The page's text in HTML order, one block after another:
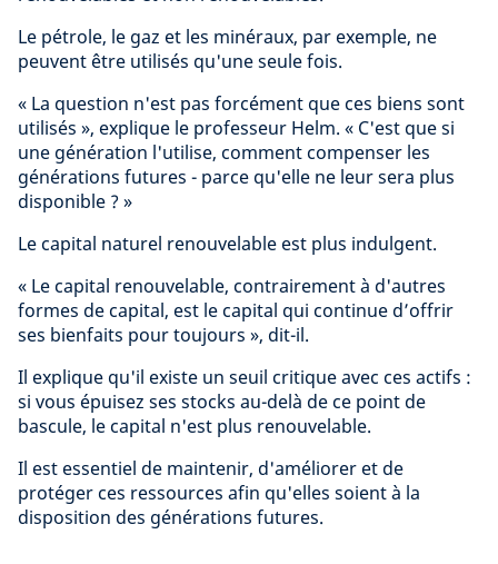
Le pétrole, le gaz et les minéraux, par exemple, ne
peuvent être utilisés qu'une seule fois.
« La question n'est pas forcément que ces biens sont
utilisés », explique le professeur Helm. « C'est que si
une génération l'utilise, comment compenser les
générations futures - parce qu'elle ne leur sera plus
disponible ? »
Le capital naturel renouvelable est plus indulgent.
« Le capital renouvelable, contrairement à d'autres
formes de capital, est le capital qui continue d’offrir
ses bienfaits pour toujours », dit-il.
Il explique qu'il existe un seuil critique avec ces actifs :
si vous épuisez ses stocks au-delà de ce point de
bascule, le capital n'est plus renouvelable.
Il est essentiel de maintenir, d'améliorer et de
protéger ces ressources afin qu'elles soient à la
disposition des générations futures.